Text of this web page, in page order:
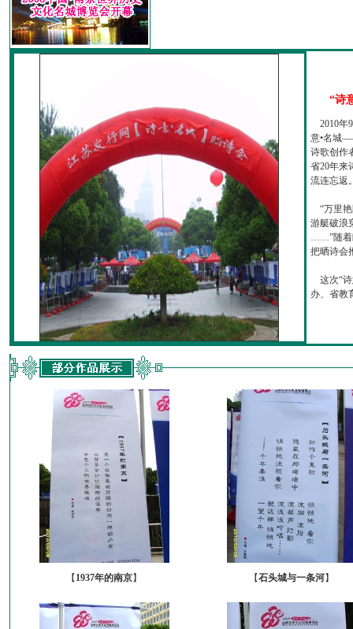
“诗
2010年
意•名城
诗歌创作
省20年来
流连忘返
“万里艳
游艇破浪
……”随着
把晒诗会
这次“诗
办、省教
【 1937年的南京】 【石头城与一条河】